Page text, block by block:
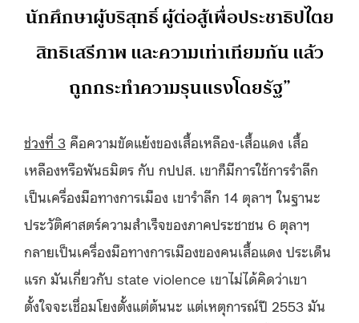
นักศึกษาผู้บริสุทธิ์ ผู้ต่อสู้เพื่อประชาธิปไตย
สิทธิเสรีภาพ และความเท่าเทียมกัน แล้ว
ถูกกระทำความรุนแรงโดยรัฐ”
ช่วงที่ 3 คือความขัดแย้งของเสื้อเหลือง-เสื้อแดง เสื้อ
เหลืองหรือพันธมิตร กับ กปปส. เขาก็มีการใช้การรำลึก
เป็นเครื่องมือทางการเมือง เขารำลึก 14 ตุลาฯ ในฐานะ
ประวัติศาสตร์ความสำเร็จของภาคประชาชน 6 ตุลาฯ
กลายเป็นเครื่องมือทางการเมืองของคนเสื้อแดง ประเด็น
แรก มันเกี่ยวกับ state violence เขาไม่ได้คิดว่าเขา
ตั้งใจจะเชื่อมโยงตั้งแต่ต้นนะ แต่เหตุการณ์ปี 2553 มัน